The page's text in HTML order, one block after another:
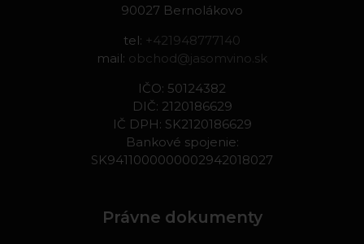
90027 Bernolákovo
tel: +421948777140
mail: obchod@jasomvino.sk
IČO: 50124382
DIČ: 2120186629
IČ DPH: SK2120186629
Bankové spojenie:
SK9411000000002942018027
Právne dokumenty